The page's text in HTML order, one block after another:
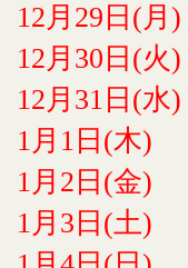
12月29日(
12月30日(
12月31日(
1月1日(木
1月2日(金
1月3日(土